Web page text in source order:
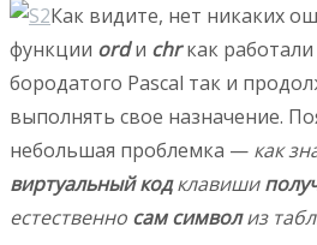
Как видите, нет никаких
функции ordи chrкак
бородатого Pascal так и
выполнять свое назначение.
небольшая проблемка — как
виртуальный кодклавиши
естественно сам символиз